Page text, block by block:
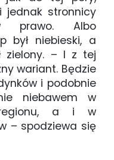
jednak stronnicy
prawo. Albo
był niebieski, a
zielony. – I z tej
wariant. Będzie
i podobnie
niebawem w
a i w
– spodziewa się